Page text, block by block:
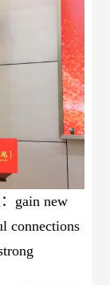
gain new
connections